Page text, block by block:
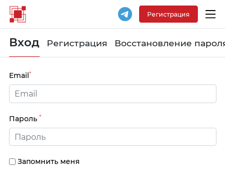
Регистрация
Вход Регистрация Восстановление
Email*
Пароль *
Запомнить меня